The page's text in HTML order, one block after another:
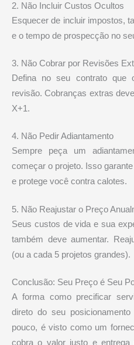
2. Não Incluir Custos Ocultos
Esquecer de incluir impostos,
e o tempo de prospecção no
3. Não Cobrar por Revisões
Defina no seu contrato que
revisão. Cobranças extras
X+1.
4. Não Pedir Adiantamento
Sempre peça um
começar o projeto. Isso
e protege você contra calotes.
5. Não Reajustar o Preço
Seus custos de vida e sua
também deve aumentar.
(ou a cada 5 projetos grandes).
Conclusão: Seu Preço é Seu
A forma como precificar
direto do seu
pouco, é visto como um
cobra o valor justo e